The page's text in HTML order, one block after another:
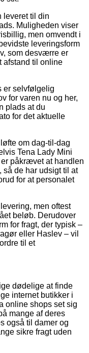
leveret til din
Muligheden viser
men omvendt i
leveringsform
som desværre er
afstand til online
er selvfølgelig
for varen nu og her,
plads at du
for det aktuelle
om dag-til-dag
Tena Lady Mini
påkrævet at handlen
så de har udsigt til at
for at personalet
men oftest
beløb. Derudover
for fragt, der typisk –
eller Haslev – vil
til et
dødelige at finde
internet butikker i
online shops set sig
mange af deres
også til damer og
sikre fragt uden